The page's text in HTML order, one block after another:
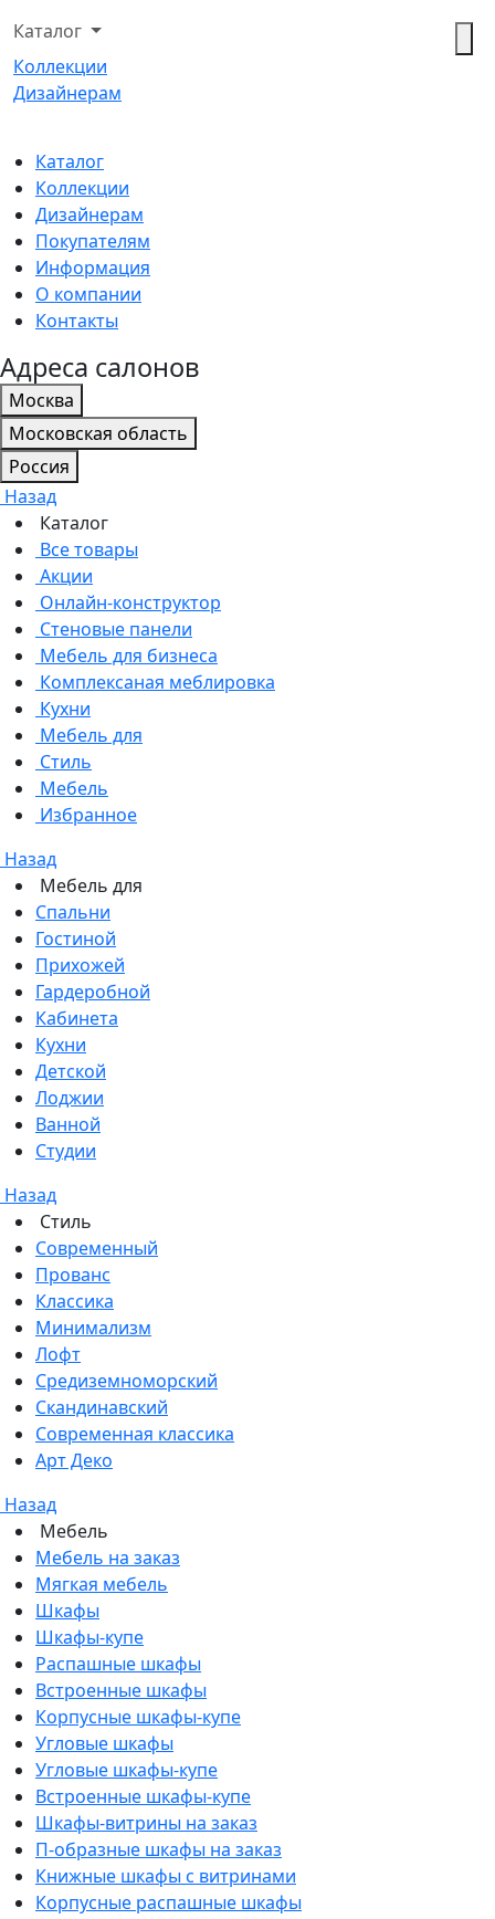
Каталог
Коллекции
Дизайнерам
Каталог
Коллекции
Дизайнерам
Покупателям
Информация
О компании
Контакты
Адреса салонов
Москва
Московская область
Россия
Назад
Каталог
Все товары
Акции
Онлайн-конструктор
Стеновые панели
Мебель для бизнеса
Комплексаная меблировка
Кухни
Мебель для
Стиль
Мебель
Избранное
Назад
Мебель для
Спальни
Гостиной
Прихожей
Гардеробной
Кабинета
Кухни
Детской
Лоджии
Ванной
Студии
Назад
Стиль
Современный
Прованс
Классика
Минимализм
Лофт
Средиземноморский
Скандинавский
Современная классика
Арт Деко
Назад
Мебель
Мебель на заказ
Мягкая мебель
Шкафы
Шкафы-купе
Распашные шкафы
Встроенные шкафы
Корпусные шкафы-купе
Угловые шкафы
Угловые шкафы-купе
Встроенные шкафы-купе
Шкафы-витрины на заказ
П-образные шкафы на заказ
Книжные шкафы с витринами
Корпусные распашные шкафы